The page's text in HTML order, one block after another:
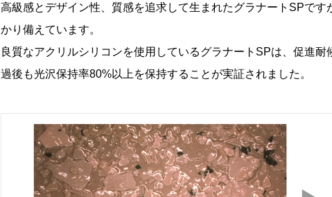
高級感とデザイン性、質感を追求して生まれたグラナートSPで
かり備えています。
良質なアクリルシリコンを使用しているグラナートSPは、促進
過後も光沢保持率80%以上を保持することが実証されました。